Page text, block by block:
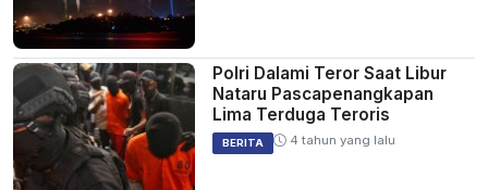
Polri Dalami Teror Saat Libur
Nataru Pascapenangkapan
Lima Terduga Teroris
BERITA 4 tahun yang lalu